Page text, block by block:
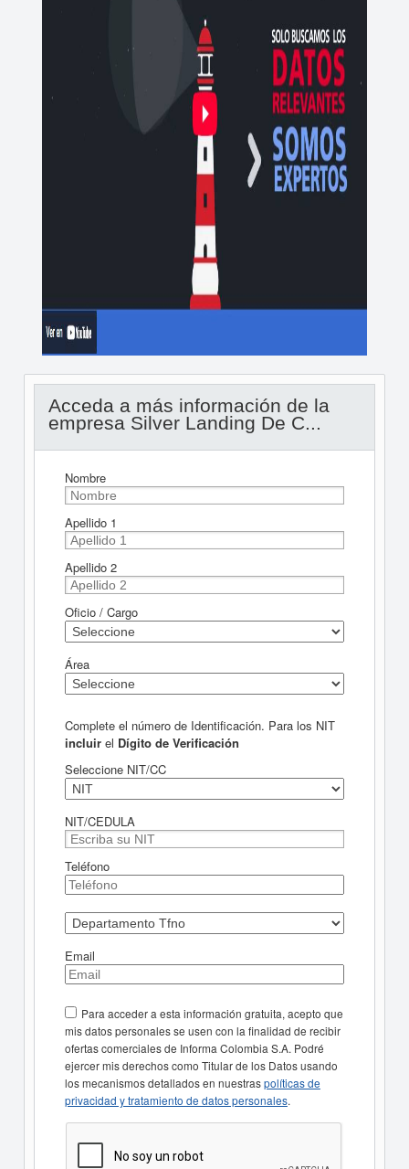
Acceda a más información de la
empresa Silver Landing De C...
Nombre
Apellido 1
Apellido 2
Oficio / Cargo
Área
Complete el número de Identificación. Para los NIT
incluirel Dígito de Verificación
Seleccione NIT/CC
NIT/CEDULA
Teléfono
Email
Para acceder a esta información gratuita, acepto que
mis datos personales se usen con la finalidad de recibir
ofertas comerciales de Informa Colombia S.A. Podré
ejercer mis derechos como Titular de los Datos usando
los mecanismos detallados en nuestraspolíticas de
privacidad y tratamiento de datos personales.